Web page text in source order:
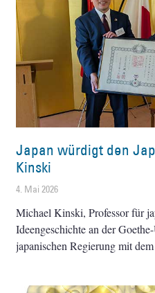
Japan würdigt den
Kinski
4. Mai 2026
Michael Kinski, Professor für
Ideengeschichte an der
japanischen Regierung mit